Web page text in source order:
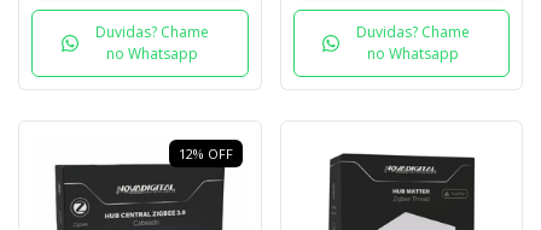
Duvidas? Chame
no Whatsapp
Duvidas? Chame
no Whatsapp
12% OFF